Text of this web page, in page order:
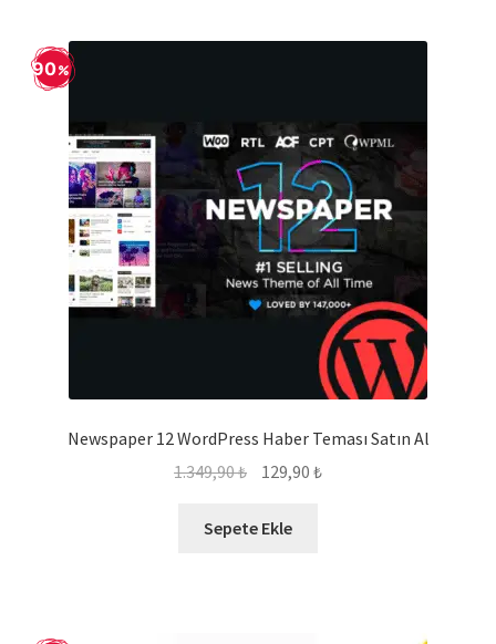
Newspaper 12 WordPress Haber Teması Satın Al
90
1.349,90₺
Orijinal
1.349,90 ₺.
129,90 ₺Şu
Sepete Ekle